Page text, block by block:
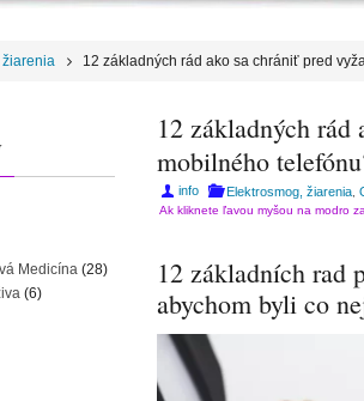
žiarenia 12 základných rád ako sa chrániť pred
12 základných rád
mobilného
info Elektrosmog, žiarenia,
Ak kliknete ľavou myšou na modro
12 základních rad
abychom byli co
Medicína (28)
(6)